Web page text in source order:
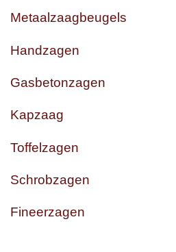
Metaalzaagbeugels
Handzagen
Gasbetonzagen
Kapzaag
Toffelzagen
Schrobzagen
Fineerzagen